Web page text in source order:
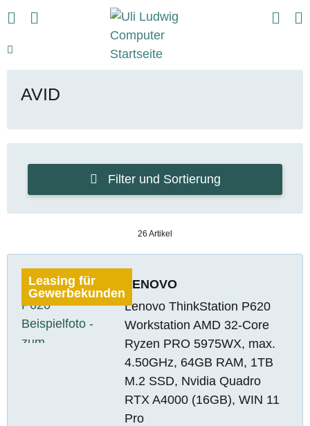
AVID
Filter und Sortierung
26 Artikel
Leasing für
Gewerbekunden
LENOVO
Lenovo ThinkStation P620
Workstation AMD 32-Core
Ryzen PRO 5975WX, max.
4.50GHz, 64GB RAM, 1TB
M.2 SSD, Nvidia Quadro
RTX A4000 (16GB), WIN 11
Pro